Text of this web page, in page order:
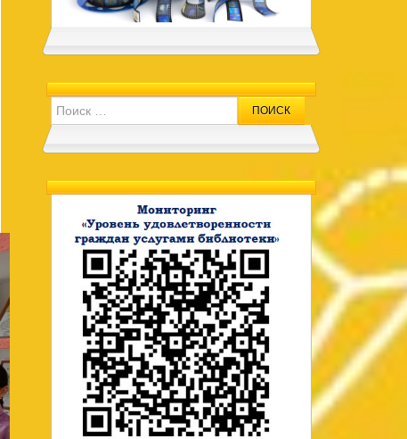
Search for: